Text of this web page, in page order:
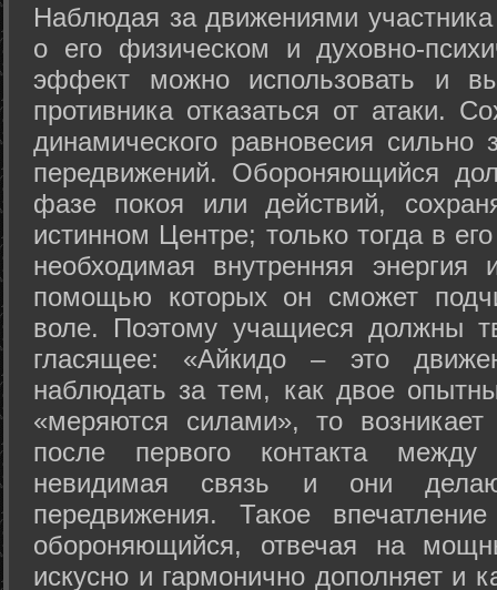
Hаблюдая за движениями
о его физическом и духовно-
эффект можно использовать и
противника отказаться от атаки.
динамического равновесия сильно
передвижений. Обороняющийся
фазе покоя или действий,
истинном Центре; только тогда в
необходимая внутренняя
помощью которых он сможет
воле. Поэтому учащиеся должны
гласящее: «Айкидо – это
наблюдать за тем, как двое
«меряются силами», то возникает
после первого контакта
невидимая связь и они
передвижения. Такое
обороняющийся, отвечая на
искусно и гармонично дополняет и